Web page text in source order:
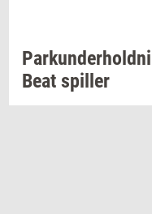
Beat spil­ler